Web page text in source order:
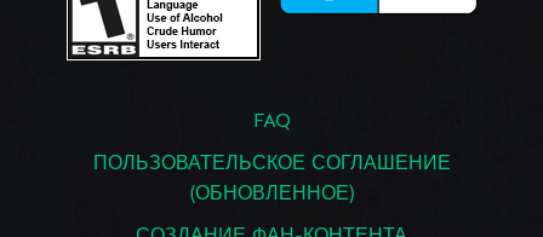
FAQ
ПОЛЬЗОВАТЕЛЬСКОЕ СОГЛАШЕНИЕ
(ОБНОВЛЕННОЕ)